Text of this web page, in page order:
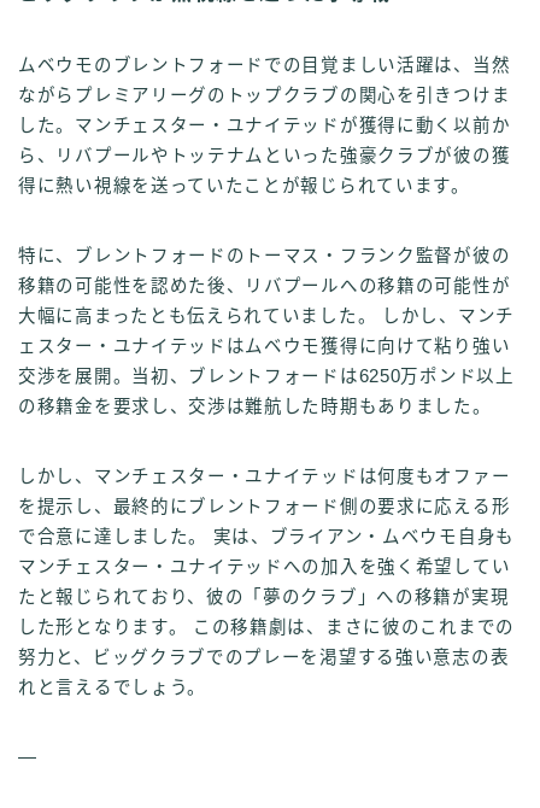
ムベウモのブレントフォードでの目覚ましい活躍は、当然
ながらプレミアリーグのトップクラブの関心を引きつけま
した。マンチェスター・ユナイテッドが獲得に動く以前か
ら、リバプールやトッテナムといった強豪クラブが彼の獲
得に熱い視線を送っていたことが報じられています。
特に、ブレントフォードのトーマス・フランク監督が彼の
移籍の可能性を認めた後、リバプールへの移籍の可能性が
大幅に高まったとも伝えられていました。 しかし、マンチ
ェスター・ユナイテッドはムベウモ獲得に向けて粘り強い
交渉を展開。当初、ブレントフォードは6250万ポンド以上
の移籍金を要求し、交渉は難航した時期もありました。
しかし、マンチェスター・ユナイテッドは何度もオファー
を提示し、最終的にブレントフォード側の要求に応える形
で合意に達しました。 実は、ブライアン・ムベウモ自身も
マンチェスター・ユナイテッドへの加入を強く希望してい
たと報じられており、彼の「夢のクラブ」への移籍が実現
した形となります。 この移籍劇は、まさに彼のこれまでの
努力と、ビッグクラブでのプレーを渇望する強い意志の表
れと言えるでしょう。
—